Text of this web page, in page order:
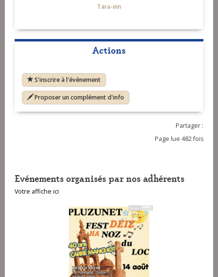
Tara-inn
Actions
S'inscrire à l'événement
Proposer un complément d'info
Partager :
Page lue 482 fois
Evénements organisés par nos adhérents
Votre affiche ici